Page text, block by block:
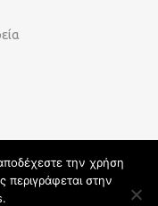
Rights Reserved | An
την χρήση
στην